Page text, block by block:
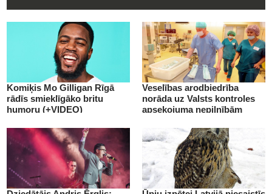
Komiķis Mo Gilligan Rīgā
rādīs smieklīgāko britu
humoru (+VIDEO)
Veselības arodbiedrība
norāda uz Valsts kontroles
apsekojuma nepilnībām